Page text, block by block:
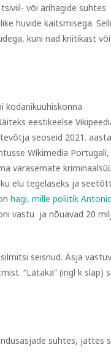
või ärihagide suhtes
huvide kaitsmisega.
kuni nad kriitikast või
kodanikuühiskonna
eestikeelse
seoseid 2021.
Wikimedia
varasemate
elu tegelaseks ja
hagi, mille poliitik
vastu ja nõuavad 20
seisnud. Äsja
“Lätaka” (ingl k slap)
suhtes, jättes